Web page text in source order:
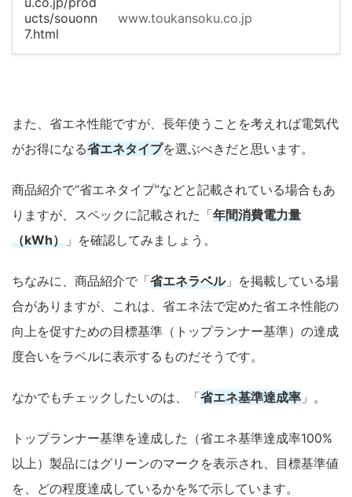
www.toukansoku.co.jp
また、省エネ性能ですが、長年使うことを考えれば電気代
がお得になる省エネタイプを選ぶべきだと思います。
商品紹介で“省エネタイプ”などと記載されている場合もあ
りますが、スペックに記載された「年間消費電力量
（kWh） 」を確認してみましょう。
ちなみに、商品紹介で「省エネラベル」を掲載している場
合がありますが、これは、省エネ法で定めた省エネ性能の
向上を促すための目標基準（トップランナー基準）の達成
度合いをラベルに表示するものだそうです。
なかでもチェックしたいのは、「省エネ基準達成率 」。
トップランナー基準を達成した（省エネ基準達成率100%
以上）製品にはグリーンのマークを表示され、目標基準値
を、どの程度達成しているかを%で示しています。